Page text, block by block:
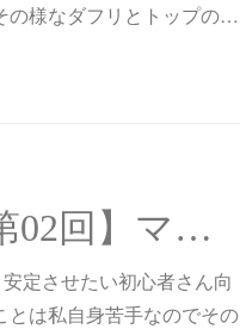
の様なダフリとトップの…
【100切り講座 第02回】マネジメントは先に決めよう！
定させたい初心者さん向
とは私自身苦手なのでその